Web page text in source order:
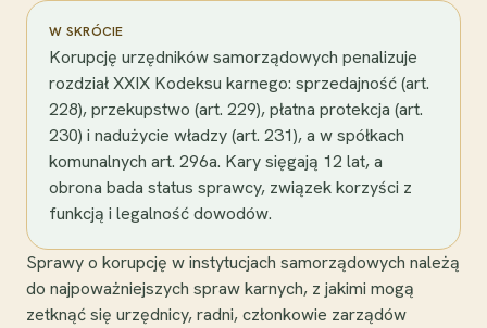
W SKRÓCIE
Korupcję urzędników samorządowych penalizuje
rozdział XXIX Kodeksu karnego: sprzedajność (art.
228), przekupstwo (art. 229), płatna protekcja (art.
230) i nadużycie władzy (art. 231), a w spółkach
komunalnych art. 296a. Kary sięgają 12 lat, a
obrona bada status sprawcy, związek korzyści z
funkcją i legalność dowodów.
Sprawy o korupcję w instytucjach samorządowych należą
do najpoważniejszych spraw karnych, z jakimi mogą
zetknąć się urzędnicy, radni, członkowie zarządów